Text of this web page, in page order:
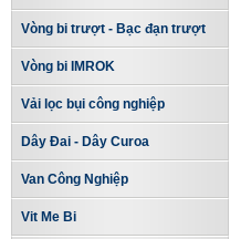
Vòng bi trượt - Bạc đạn trượt
Vòng bi IMROK
Vải lọc bụi công nghiệp
Dây Đai - Dây Curoa
Van Công Nghiệp
Vit Me Bi